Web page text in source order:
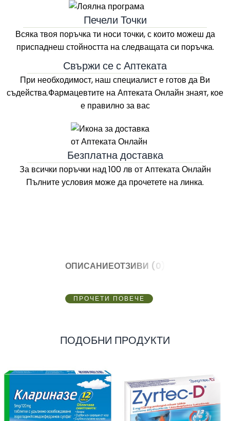
Печели Точки
Всяка твоя поръчка ти носи точки, с които можеш да
приспаднеш стойността на следващата си поръчка.
Свържи се с Аптеката
При необходимост, наш специалист е готов да Ви
съдейства.Фармацевтите наАптеката Онлайн знаят, кое
е правилно за вас
Безплатна доставка
За всички поръчки над 100 лв от Aптеката Онлайн
Пълните условия може да прочетете на линка.
ОПИСАНИЕОТЗИВИ (0)
ПРОЧЕТИ ПОВЕЧЕ
ПОДОБНИ ПРОДУКТИ